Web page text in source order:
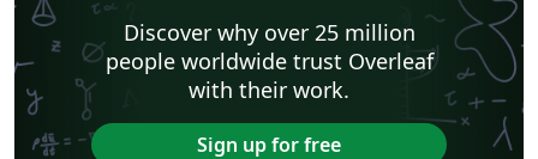
Discover why over 25 million
people worldwide trust Overleaf
with their work.
Sign up for free